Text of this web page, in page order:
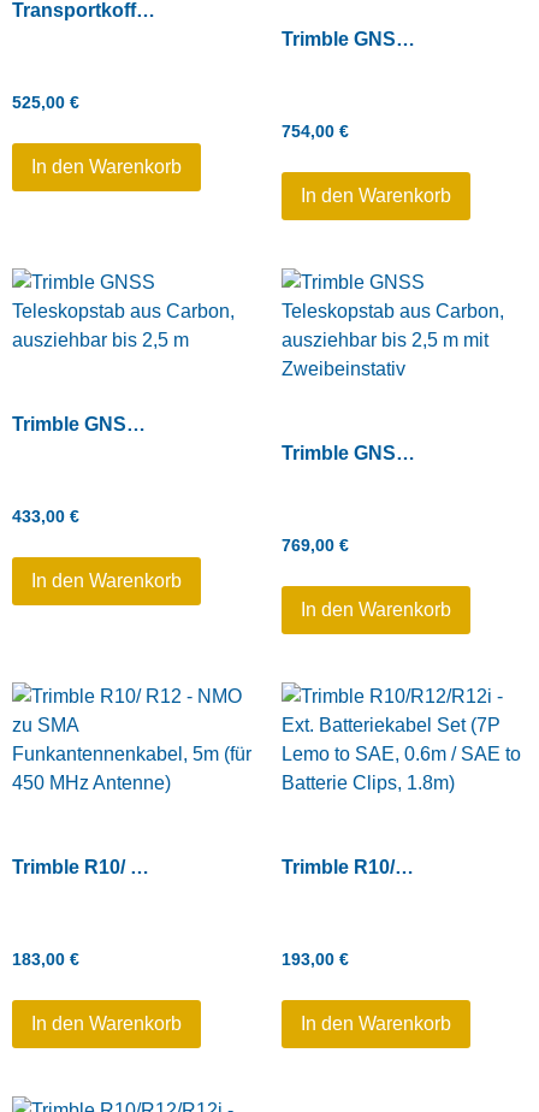
Transportkoffer für Trimble R10 / R12 GNSS – mittel
525,00 €
In den Warenkorb
Trimble GNSS Carbonstab 2m, 2-teilig mit Zweibeinstativ
754,00 €
In den Warenkorb
Trimble GNSS Teleskopstab aus Carbon, ausziehbar bis 2,5 m
433,00 €
In den Warenkorb
Trimble GNSS Teleskopstab aus Carbon, ausziehbar bis 2,5 m mit Zweibeinstativ
769,00 €
In den Warenkorb
Trimble R10/ R12 – NMO zu SMA Funkantennenkabel, 5m (für 450 MHz Antenne)
183,00 €
In den Warenkorb
Trimble R10/R12/R12i – Ext. Batteriekabel Set (7P Lemo to SAE, 0.6m / SAE to Batterie Clips, 1.8m)
193,00 €
In den Warenkorb